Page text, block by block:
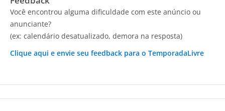
Você encontrou alguma dificuldade com este anúncio ou
anunciante?
(ex: calendário desatualizado, demora na resposta)
Clique aqui e envie seu feedback para o TemporadaLivre